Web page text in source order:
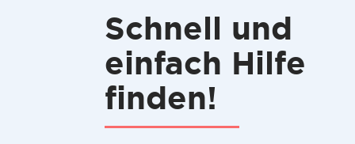
Schnell und
einfach Hilfe
finden!